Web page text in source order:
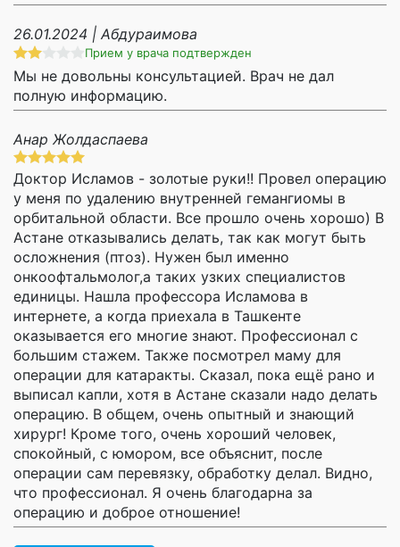
26.01.2024 | Абдураимова
Прием у врача подтвержден
Мы не довольны консультацией. Врач не дал
полную информацию.
Анар Жолдаспаева
Доктор Исламов - золотые руки!! Провел операцию
у меня по удалению внутренней гемангиомы в
орбитальной области. Все прошло очень хорошо) В
Астане отказывались делать, так как могут быть
осложнения (птоз). Нужен был именно
онкоофтальмолог,а таких узких специалистов
единицы. Нашла профессора Исламова в
интернете, а когда приехала в Ташкенте
оказывается его многие знают. Профессионал с
большим стажем. Также посмотрел маму для
операции для катаракты. Сказал, пока ещё рано и
выписал капли, хотя в Астане сказали надо делать
операцию. В общем, очень опытный и знающий
хирург! Кроме того, очень хороший человек,
спокойный, с юмором, все объяснит, после
операции сам перевязку, обработку делал. Видно,
что профессионал. Я очень благодарна за
операцию и доброе отношение!